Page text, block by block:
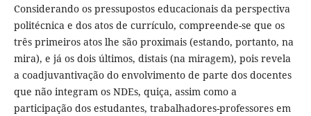
Considerando os pressupostos educacionais da perspectiva
politécnica e dos atos de currículo, compreende-se que os
três primeiros atos lhe são proximais (estando, portanto, na
mira), e já os dois últimos, distais (na miragem), pois revela
a coadjuvantivação do envolvimento de parte dos docentes
que não integram os NDEs, quiça, assim como a
participação dos estudantes, trabalhadores-professores em